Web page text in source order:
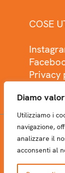
Diamo
Utilizziamo i
navigazione,
analizzare il
acconsenti al
COSE
Privacy